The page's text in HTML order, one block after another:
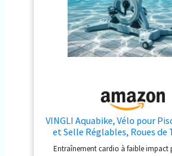
VINGLI Aquabike, Vélo pour
et Selle Réglables, Roues de
Antidérapant, pour Fitness
Entraînement cardio à faible impact